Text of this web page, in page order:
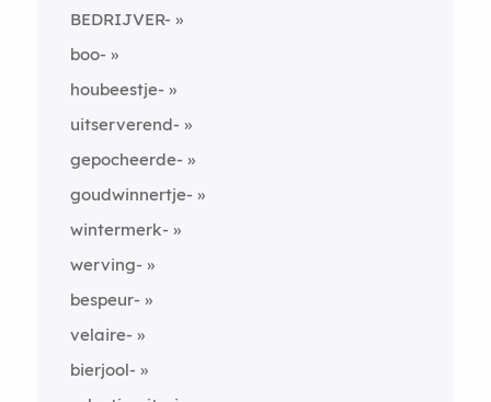
BEDRIJVER-
boo-
houbeestje-
uitserverend-
gepocheerde-
goudwinnertje-
wintermerk-
werving-
bespeur-
velaire-
bierjool-